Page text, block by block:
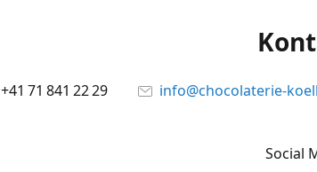
+41 71 841 22 29 info@chocolaterie-
Social